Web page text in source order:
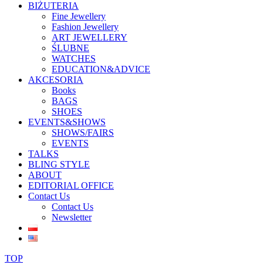
BIŻUTERIA
Fine Jewellery
Fashion Jewellery
ART JEWELLERY
ŚLUBNE
WATCHES
EDUCATION&ADVICE
AKCESORIA
Books
BAGS
SHOES
EVENTS&SHOWS
SHOWS/FAIRS
EVENTS
TALKS
BLING STYLE
ABOUT
EDITORIAL OFFICE
Contact Us
Contact Us
Newsletter
TOP